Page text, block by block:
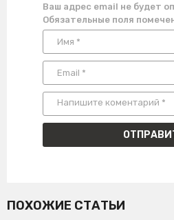
Ваш адрес email не будет
Обязательные поля
ПОХОЖИЕ СТАТЬИ